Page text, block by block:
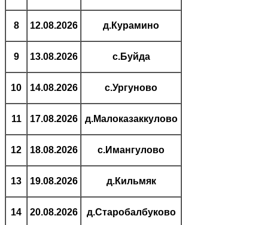
8 12.08.2026 д.Курамино
9 13.08.2026 с.Буйда
10 14.08.2026 с.Ургуново
11 17.08.2026 д.Малоказаккулово
12 18.08.2026 с.Имангулово
13 19.08.2026 д.Кильмяк
14 20.08.2026 д.Старобалбуково